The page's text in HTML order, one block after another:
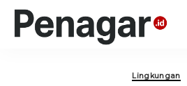
Lingkungan